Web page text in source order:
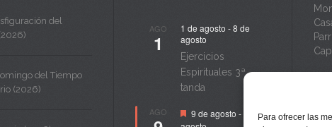
Para ofrecer las
del
del Tiempo
(2026)
AGO
1
1 de agosto -8 de
agosto
Ejercicios
Espirituales 3ª
tanda
AGO Destacado
9 de agosto -
14 de